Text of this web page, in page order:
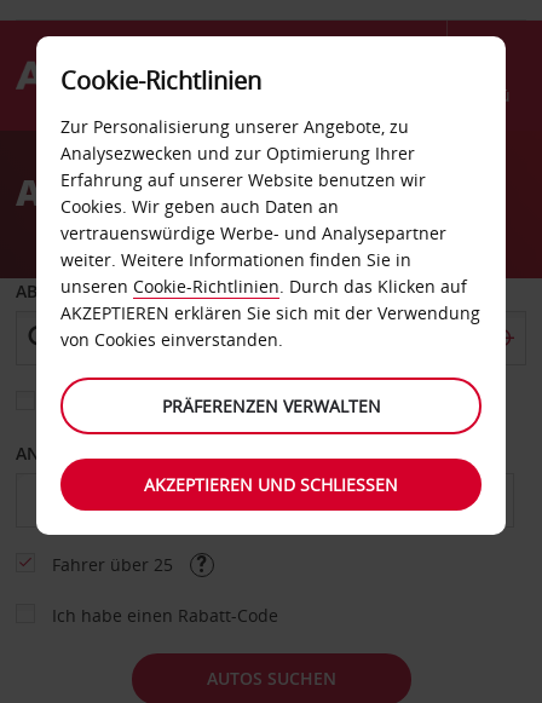
Menü
AvisAutovermietung Sete
ABHOLEN VON
Eine andere Rückgabestation auswählen
ANFANGSDATUM
Fahrer über 25
Ich habe einen Rabatt-Code
AUTOS SUCHEN
Cookie-Richtlinien
Zur Personalisierung unserer Angebote, zu
Analysezwecken und zur Optimierung Ihrer
Erfahrung auf unserer Website benutzen wir
Cookies. Wir geben auch Daten an
vertrauenswürdige Werbe- und Analysepartner
weiter. Weitere Informationen finden Sie in
unseren Cookie-Richtlinien. Durch das Klicken auf
AKZEPTIEREN erklären Sie sich mit der Verwendung
von Cookies einverstanden.
PRÄFERENZEN VERWALTEN
AKZEPTIEREN UND SCHLIESSEN